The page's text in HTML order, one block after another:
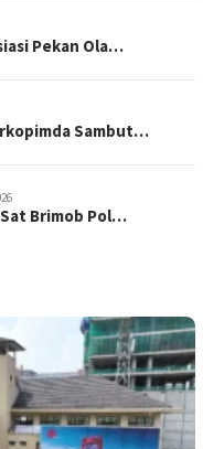
Pekan Ola…
Sambut…
Brimob Pol…